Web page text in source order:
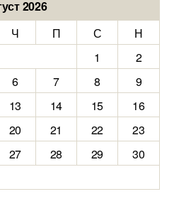
2026
Ч П С
Н
1
2
6 7 8
9
13 14 15
16
20 21 22
23
27 28 29
30